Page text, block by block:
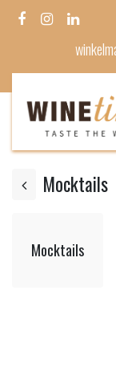
Mocktails
Mocktails